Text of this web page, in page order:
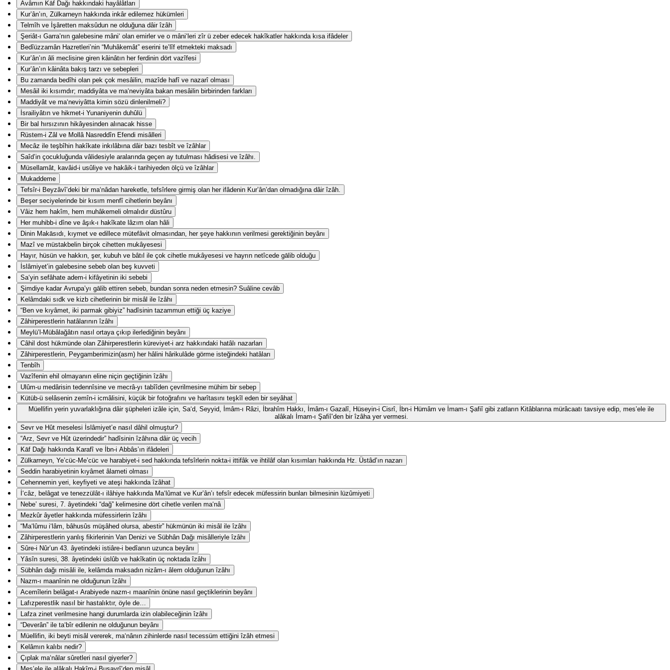
Avâmın Kāf Dağı hakkındaki hayâlâtları
Kur’ân’ın, Zülkarneyn hakkında inkâr edilemez hükümleri
Telmîh ve İşâretten maksûdun ne olduğuna dâir îzâh
Şeriât-ı Garra’nın galebesine mâni‘ olan emirler ve o mâni‘leri zîr ü zeber edecek hakîkatler hakkında kısa ifâdeler
Bedîüzzamân Hazretleri’nin “Muhâkemât” eserini te’lîf etmekteki maksadı
Kur’ân’ın âli meclisine giren kâinâtın her ferdinin dört vazîfesi
Kur’ân’ın kâinâta bakış tarzı ve sebepleri
Bu zamanda bedîhi olan pek çok mesâilin, mazîde hafî ve nazarî olması
Mesâil iki kısımdır; maddiyâta ve ma‘neviyâta bakan mesâilin birbirinden farkları
Maddiyât ve ma‘neviyâtta kimin sözü dinlenilmeli?
İsrailiyâtın ve hikmet-i Yunaniyenin duhûlü
Bir bal hırsızının hikâyesinden alınacak hisse
Rüstem-i Zâl ve Mollâ Nasreddîn Efendi misâlleri
Mecâz ile teşbîhin hakîkate inkılâbına dâir bazı tesbît ve îzâhlar
Saîd’in çocukluğunda vâlidesiyle aralarında geçen ay tutulması hâdisesi ve îzâhı.
Müsellamât, kavâid-i usûliye ve hakâik-i tarihiyeden ölçü ve îzâhlar
Mukaddeme
Tefsîr-i Beyzâvî’deki bir ma‘nâdan hareketle, tefsîrlere girmiş olan her ifâdenin Kur’ân’dan olmadığına dâir îzâh.
Beşer seciyelerinde bir kısım menfî cihetlerin beyânı
Vâiz hem hakîm, hem muhâkemeli olmalıdır düstûru
Her muhibb-i dîne ve âşık-ı hakîkate lâzım olan hâli
Dinin Makāsıdı, kıymet ve edillece mütefâvit olmasından, her şeye hakkının verilmesi gerektiğinin beyânı
Mazî ve müstakbelin birçok cihetten mukâyesesi
Hayır, hüsün ve hakkın, şer, kubuh ve bâtıl ile çok cihetle mukâyesesi ve hayrın netîcede gālib olduğu
İslâmiyet’in galebesine sebeb olan beş kuvveti
Sa‘yin sefâhate adem-i kifâyetinin iki sebebi
Şimdiye kadar Avrupa’yı gālib ettiren sebeb, bundan sonra neden etmesin? Suâline cevâb
Kelâmdaki sıdk ve kizb cihetlerinin bir misâl ile îzâhı
“Ben ve kıyâmet, iki parmak gibiyiz” hadîsinin tazammun ettiği üç kaziye
Zâhirperestlerin hatâlarının îzâhı
Meylü’l-Mübâlağâtın nasıl ortaya çıkıp ilerlediğinin beyânı
Câhil dost hükmünde olan Zâhirperestlerin küreviyet-i arz hakkındaki hatâlı nazarları
Zâhirperestlerin, Peygamberimizin(asm) her hâlini hârikulâde görme isteğindeki hatâları
Tenbîh
Vazîfenin ehil olmayanın eline niçin geçtiğinin îzâhı
Ulûm-u medârisin tedennîsine ve mecrâ-yı tabîîden çevrilmesine mühim bir sebep
Kütüb-ü selâsenin zemîn-i icmâlisini, küçük bir fotoğrafını ve harîtasını teşkîl eden bir seyâhat
Müellifin yerin yuvarlaklığına dâir şüpheleri izâle için, Sa‘d, Seyyid, İmâm-ı Râzi, İbrahîm Hakkı, İmâm-ı Gazalî, Hüseyin-i Cisrî, İbn-i Hümâm ve İmam-ı Şafiî gibi zatların Kitâblarına mürâcaatı tavsiye edip, mes’ele ile
alâkalı İmam-ı Şafiî’den bir îzâha yer vermesi.
Sevr ve Hût meselesi İslâmiyet’e nasıl dâhil olmuştur?
“Arz, Sevr ve Hût üzerindedir” hadîsinin îzâhına dâir üç vecih
Kāf Dağı hakkında Karafî ve İbn-i Abbâs’ın ifâdeleri
Zülkarneyn, Ye’cüc-Me’cüc ve harabiyet-i sed hakkında tefsîrlerin nokta-i ittifâk ve ihtilâf olan kısımları hakkında Hz. Üstâd’ın nazarı
Seddin harabiyetinin kıyâmet âlameti olması
Cehennemin yeri, keyfiyeti ve ateşi hakkında îzâhat
İ‘câz, belâgat ve tenezzülât-ı ilâhiye hakkında Ma‘lûmat ve Kur’ân’ı tefsîr edecek müfessirin bunları bilmesinin lüzûmiyeti
Nebe’ suresi, 7. âyetindeki “dağ” kelimesine dört cihetle verilen ma‘nâ
Mezkûr âyetler hakkında müfessirlerin îzâhı
“Ma‘lûmu i‘lâm, bâhusûs müşâhed olursa, abestir” hükmünün iki misâl ile îzâhı
Zâhirperestlerin yanlış fikirlerinin Van Denizi ve Sübhân Dağı misâlleriyle îzâhı
Sûre-i Nûr’un 43. âyetindeki istiâre-i bedîanın uzunca beyânı
Yâsîn suresi, 38. âyetindeki üslûb ve hakîkatin üç noktada îzâhı
Sübhân dağı misâli ile, kelâmda maksadın nizâm-ı âlem olduğunun îzâhı
Nazm-ı maanînin ne olduğunun îzâhı
Acemîlerin belâgat-ı Arabiyede nazm-ı maanînin önüne nasıl geçtiklerinin beyânı
Lafızperestlik nasıl bir hastalıktır, öyle de…
Lafza zinet verilmesine hangi durumlarda izin olabileceğinin îzâhı
“Deverân” ile ta‘bîr edilenin ne olduğunun beyânı
Müellifin, iki beyti misâl vererek, ma‘nânın zihinlerde nasıl tecessüm ettiğini îzâh etmesi
Kelâmın kalıbı nedir?
Çıplak ma‘nâlar sûretleri nasıl giyerler?